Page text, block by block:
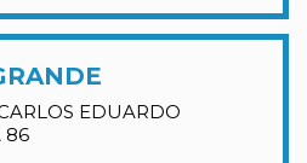
EDUARDO
86